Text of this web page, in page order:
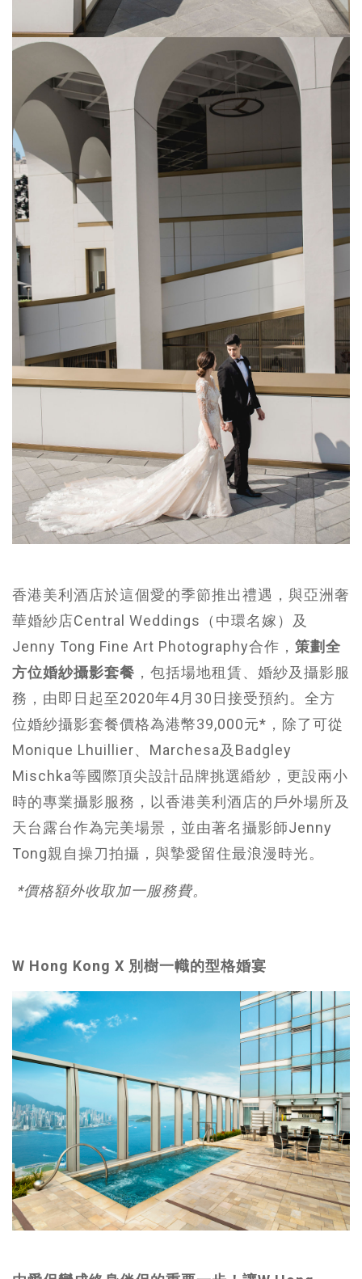
香港美利酒店於這個愛的季節推出禮遇，與亞洲奢
華婚紗店Central Weddings（中環名嫁）及
Jenny Tong Fine Art Photography合作， 策劃全
方位婚紗攝影套餐 ，包括場地租賃、婚紗及攝影服
務，由即日起至2020年4月30日接受預約。全方
位婚紗攝影套餐價格為港幣39,000元*，除了可從
Monique Lhuillier、Marchesa及Badgley
Mischka等國際頂尖設計品牌挑選緍紗，更設兩小
時的專業攝影服務，以香港美利酒店的戶外場所及
天台露台作為完美場景，並由著名攝影師Jenny
Tong親自操刀拍攝，與摯愛留住最浪漫時光。
*價格額外收取加一服務費。
W Hong Kong X 別樹一幟的型格婚宴